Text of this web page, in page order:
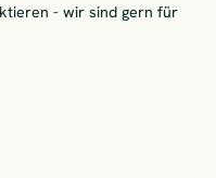
- wir sind gern für